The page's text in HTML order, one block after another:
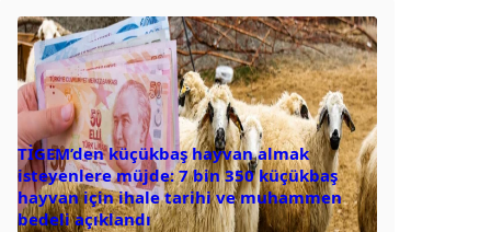
TİGEM’den küçükbaş hayvan almak
isteyenlere müjde: 7 bin 350 küçükbaş
hayvan için ihale tarihi ve muhammen
bedeli açıklandı